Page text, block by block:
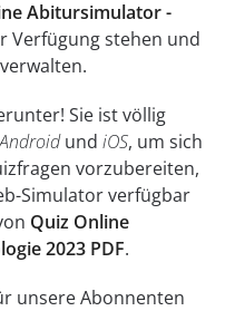
Abitursimulator -
Verfügung stehen und
Sie ist völlig
Androidund iOS, um sich
vorzubereiten,
Simulator verfügbar
Quiz Online
2023 PDF.
unsere Abonnenten